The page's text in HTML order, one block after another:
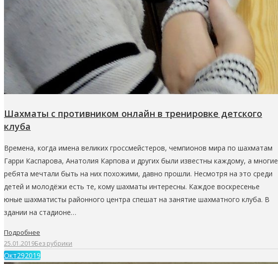
Шахматы с противником онлайн в тренировке детского
клуба
Времена, когда имена великих гроссмейстеров, чемпионов мира по шахматам
Гарри Каспарова, Анатолия Карпова и других были известны каждому, а многие
ребята мечтали быть на них похожими, давно прошли. Несмотря на это среди
детей и молодёжи есть те, кому шахматы интересны. Каждое воскресенье
юные шахматисты районного центра спешат на занятие шахматного клуба. В
здании на стадионе…
Подробнее
25.01.2019Без рубрики
Окт292019